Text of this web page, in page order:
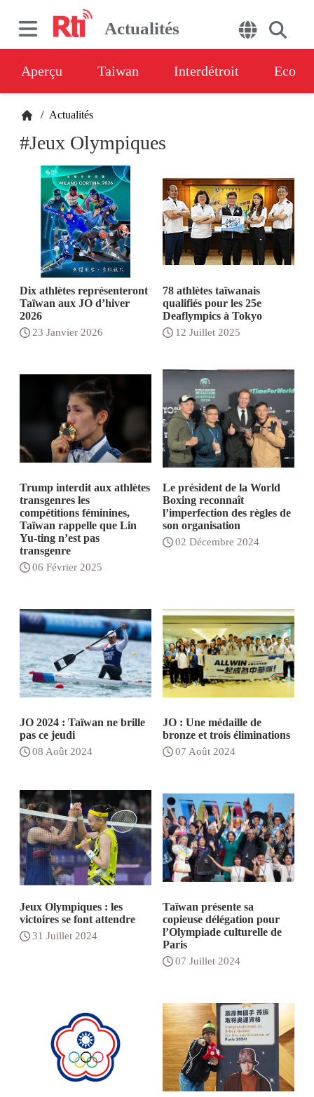
Actualités
Aperçu Taiwan Interdétroit Eco
/ Actualités
#Jeux Olympiques
Dix athlètes représenteront
Taïwan aux JO d’hiver
2026
23 Janvier 2026
78 athlètes taïwanais
qualifiés pour les 25e
Deaflympics à Tokyo
12 Juillet 2025
Trump interdit aux athlètes
transgenres les
compétitions féminines,
Taïwan rappelle que Lin
Yu-ting n’est pas
transgenre
06 Février 2025
Le président de la World
Boxing reconnaît
l’imperfection des règles de
son organisation
02 Décembre 2024
JO 2024 : Taïwan ne brille
pas ce jeudi
08 Août 2024
JO : Une médaille de
bronze et trois éliminations
07 Août 2024
Jeux Olympiques : les
victoires se font attendre
31 Juillet 2024
Taïwan présente sa
copieuse délégation pour
l’Olympiade culturelle de
Paris
07 Juillet 2024